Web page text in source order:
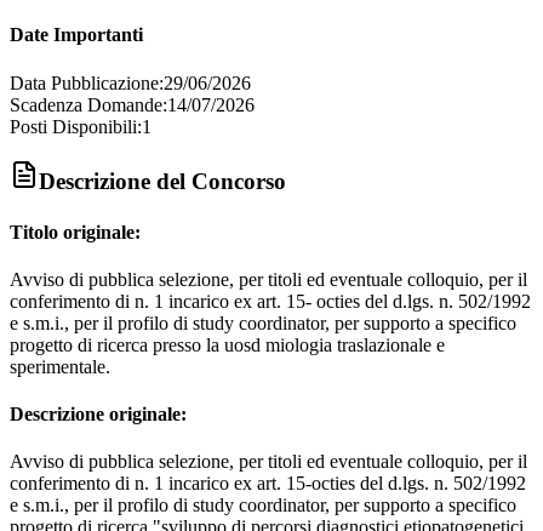
Date Importanti
Data Pubblicazione:29/06/2026
Scadenza Domande:14/07/2026
Posti Disponibili:1
Descrizione del Concorso
Titolo originale:
Avviso di pubblica selezione, per titoli ed eventuale colloquio, per il
conferimento di n. 1 incarico ex art. 15- octies del d.lgs. n. 502/1992
e s.m.i., per il profilo di study coordinator, per supporto a specifico
progetto di ricerca presso la uosd miologia traslazionale e
sperimentale.
Descrizione originale:
Avviso di pubblica selezione, per titoli ed eventuale colloquio, per il
conferimento di n. 1 incarico ex art. 15-octies del d.lgs. n. 502/1992
e s.m.i., per il profilo di study coordinator, per supporto a specifico